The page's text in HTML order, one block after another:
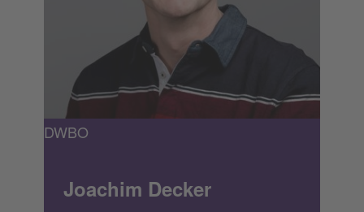
DWBO
Joachim Decker